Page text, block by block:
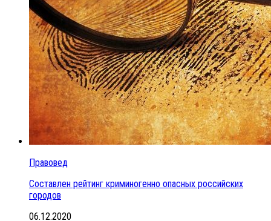
Правовед
Составлен рейтинг криминогенно опасных российских
городов
06.12.2020